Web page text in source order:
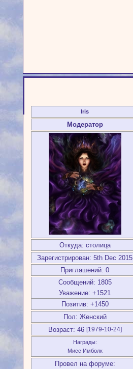
Iris
Модератор
Откуда: столица
Зарегистрирован: 5th Dec 2015
Приглашений: 0
Сообщений: 1805
Уважение: +1521
Позитив: +1450
Пол: Женский
Возраст: 46 [1979-10-24]
Награды:
Мисс Имболк
Провел на форуме: